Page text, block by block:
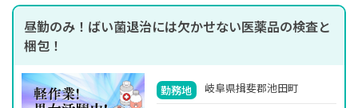
昼勤のみ！ばい菌退治には欠かせない医薬品の検査と
梱包！
勤務地 岐阜県揖斐郡池田町